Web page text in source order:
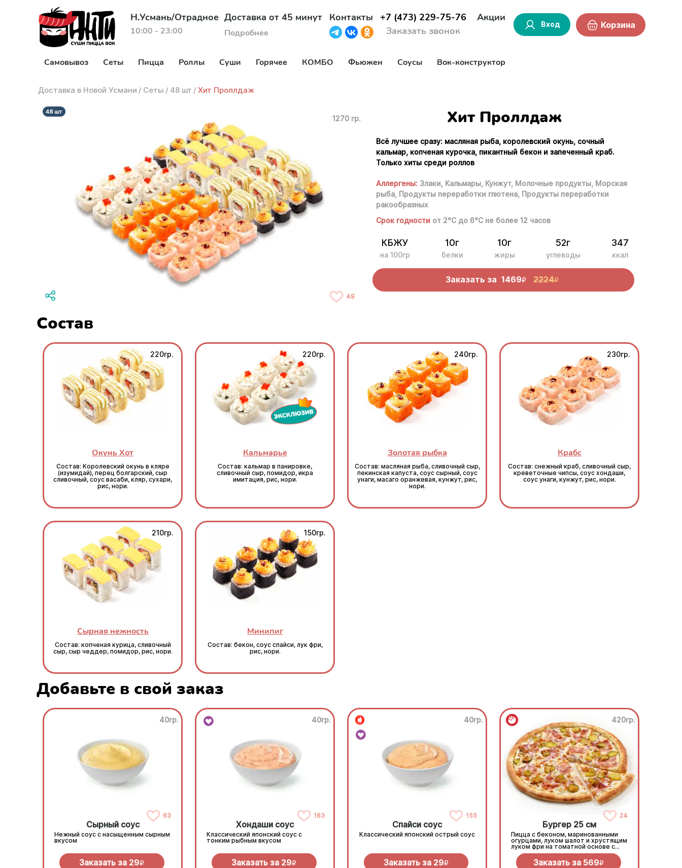
Н.Усмань/Отрадное
10:00 - 23:00
Доставка от 45 минут
Подробнее
Контакты
+7 (473) 229-75-76
Заказать звонок
Акции
Вход Корзина
Самовывоз Сеты Пицца Роллы Суши Горячее КОМБО Фьюжен Соусы Вок-конструктор
Доставка в Новой Усмани / Сеты / 48 шт / Хит Проллдаж
1270 гр.
49
Хит Проллдаж
Всё лучшее сразу: масляная рыба, королевский окунь, сочный
кальмар, копченая курочка, пикантный бекон и запеченный краб.
Только хиты среди роллов
Аллергены: Злаки, Кальмары, Кунжут, Молочные продукты, Морская
рыба, Продукты переработки глютена, Продукты переработки
ракообразных
Срок годности от 2°С до 6°С не более 12 часов
КБЖУ
на 100гр
10г
белки
10г
жиры
52г
углеводы
347
ккал
Заказать за 1469R 2224R
Состав
220гр.
Окунь Хот
Состав: Королевский окунь в кляре
(изумидай), перец болгарский, сыр
сливочный, соус васаби, кляр, сухари,
рис, нори.
220гр.
Кальмарье
Состав: кальмар в панировке,
сливочный сыр, помидор, икра
имитация, рис, нори.
240гр.
Золотая рыбка
Состав: масляная рыба, сливочный сыр,
пекинская капуста, соус сырный, соус
унаги, масаго оранжевая, кунжут, рис,
нори.
230гр.
Крабс
Состав: снежный краб, сливочный сыр,
креветочные чипсы, соус хондаши,
соус унаги, кунжут, рис, нори.
210гр.
Сырная нежность
Состав: копченая курица, сливочный
сыр, сыр чеддер, помидор, рис, нори.
150гр.
Минипиг
Состав: бекон, соус спайси, лук фри,
рис, нори.
Добавьте в свой заказ
40гр.
63
Сырный соус
Нежный соус с насыщенным сырным
вкусом
Заказать за 29R
40гр.
163
Хондаши соус
Классический японский соус с
тонким рыбным вкусом
Заказать за 29R
40гр.
155
Спайси соус
Классический японский острый соус
Заказать за 29R
420гр.
24
Бургер 25 см
Пицца с беконом, маринованными
огурцами, луком шалот и хрустящим
луком фри на томатной основе с
моцареллой.
Заказать за 569R